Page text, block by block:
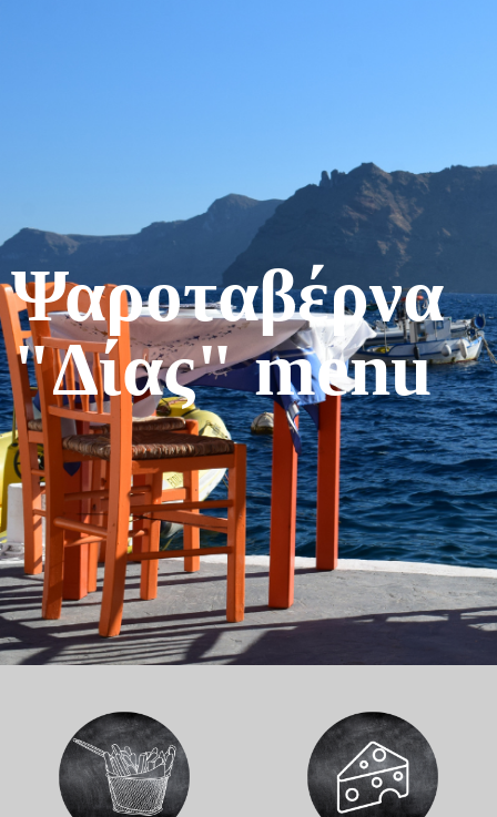
Ψαροταβέρνα
"Δίας" menu